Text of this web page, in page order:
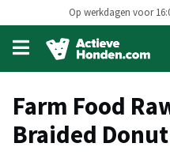
Op werkdagen voor
Open
main
menu
Farm Food
Braided Donut